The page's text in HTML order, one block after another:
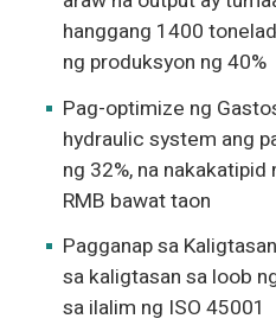
hanggang 1400
ng produksyon ng 40%
Pag-optimize ng
hydraulic system ang
ng 32%, na
RMB bawat taon
Pagganap sa
sa kaligtasan sa loob
sa ilalim ng ISO 45001